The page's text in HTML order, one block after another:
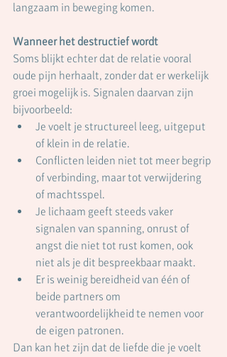
langzaam in beweging komen.
Wanneer het destructief wordt
Soms blijkt echter dat de relatie vooral
oude pijn herhaalt, zonder dat er werkelijk
groei mogelijk is. Signalen daarvan zijn
bijvoorbeeld:
Je voelt je structureel leeg, uitgeput
of klein in de relatie.
Conflicten leiden niet tot meer begrip
of verbinding, maar tot verwijdering
of machtsspel.
Je lichaam geeft steeds vaker
signalen van spanning, onrust of
angst die niet tot rust komen, ook
niet als je dit bespreekbaar maakt.
Er is weinig bereidheid van één of
beide partners om
verantwoordelijkheid te nemen voor
de eigen patronen.
Dan kan het zijn dat de liefde die je voelt